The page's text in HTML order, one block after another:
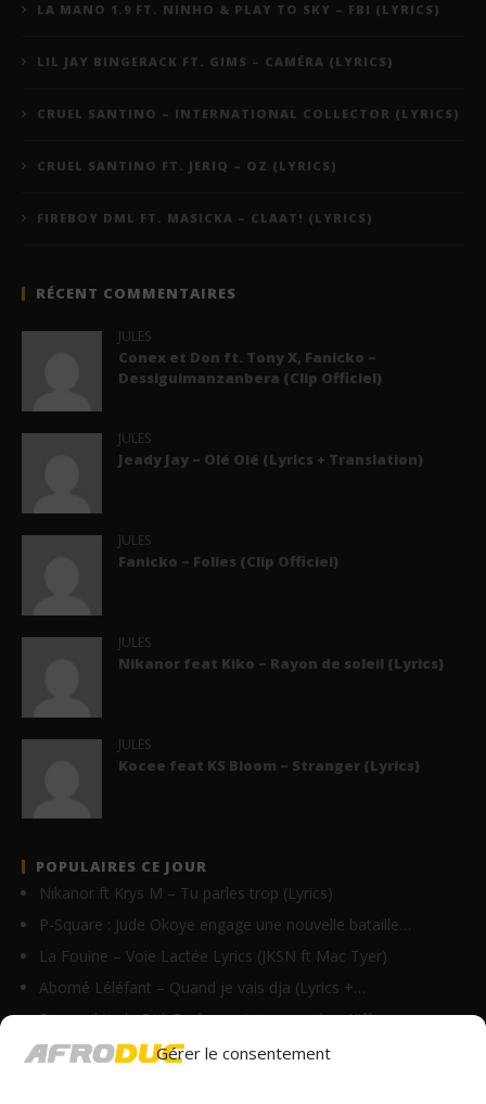
Gérer le consentement
LA MANO 1.9 FT. NINHO & PLAY TO SKY – FBI (LYRICS)
LIL JAY BINGERACK FT. GIMS – CAMÉRA (LYRICS)
CRUEL SANTINO – INTERNATIONAL COLLECTOR (LYRICS)
CRUEL SANTINO FT. JERIQ – OZ (LYRICS)
FIREBOY DML FT. MASICKA – CLAAT! (LYRICS)
RÉCENT COMMENTAIRES
JULES
Conex et Don ft. Tony X, Fanicko –
Dessiguimanzanbera (Clip Officiel)
JULES
Jeady Jay – Olé Olé (Lyrics + Translation)
JULES
Fanicko – Folies (Clip Officiel)
JULES
Nikanor feat Kiko – Rayon de soleil (Lyrics)
JULES
Kocee feat KS Bloom – Stranger (Lyrics)
POPULAIRES CE JOUR
Nikanor ft Krys M – Tu parles trop (Lyrics)
P-Square : Jude Okoye engage une nouvelle bataille…
La Fouine – Voie Lactée Lyrics (JKSN ft Mac Tyer)
Abomé Léléfant – Quand je vais dja (Lyrics +…
Biographie de Didi B : âge, origine, carrière, Kiff…
Skzi Starls – Rebirth Lyrics (ft. Aguero Banks)